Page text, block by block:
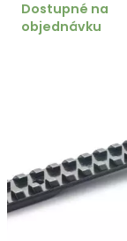
Dostupné na
objednávku